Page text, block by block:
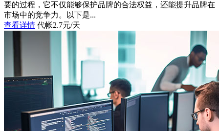
要的过程，它不仅能够保护品牌的合法权益，还能提升品牌在
市场中的竞争力。以下是...
查看详情 代帐2.7元/天